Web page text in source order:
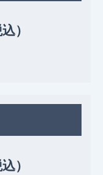
）
）